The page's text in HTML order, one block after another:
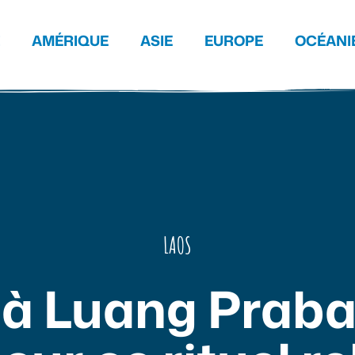
AMÉRIQUE ASIE EUROPE
LAOS
Luang